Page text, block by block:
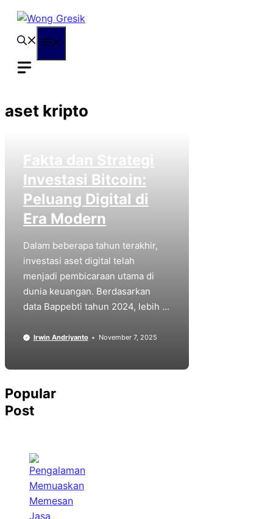
Langsung
aset kripto
Fakta dan Strategi
Investasi Bitcoin:
Peluang Digital di
Era Modern
Dalam beberapa tahun terakhir,
investasi aset digital telah
menjadi pembicaraan utama di
dunia keuangan. Berdasarkan
data Bappebti tahun 2024, lebih ...
Irwin Andriyanto November 7, 2025
Popular
Post